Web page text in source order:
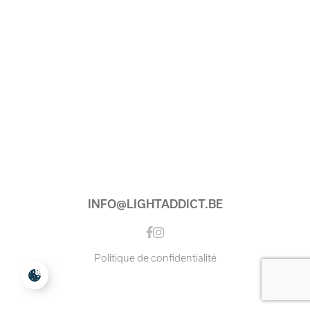
INFO@LIGHTADDICT.BE
Politique de confidentialité